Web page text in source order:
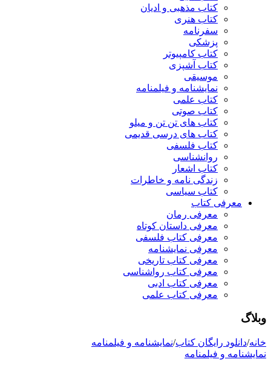
کتاب مذهبی و ادیان
کتاب هنری
سفرنامه
پزشکی
کتاب کامپیوتر
کتاب آشپزی
موسیقی
نمایشنامه و فیلمنامه
کتاب علمی
کتاب صوتی
کتاب های تن تن و میلو
کتاب های درسی قدیمی
کتاب فلسفی
روانشناسی
کتاب اشعار
زندگی نامه و خاطرات
کتاب سیاسی
معرفی کتاب
معرفی رمان
معرفی داستان کوتاه
معرفی کتاب فلسفی
معرفی نمایشنامه
معرفی کتاب تاریخی
معرفی کتاب رواشناسی
معرفی کتاب ادبی
معرفی کتاب علمی
وبلاگ
خانه/دانلود رایگان کتاب/نمایشنامه و فیلمنامه
نمایشنامه و فیلمنامه